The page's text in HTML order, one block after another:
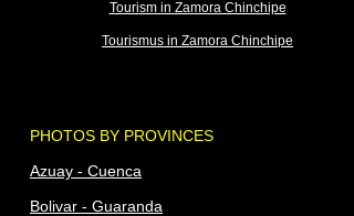
Tourism in Zamora Chinchipe
Tourismus in Zamora Chinchipe
PHOTOS BY PROVINCES
Azuay - Cuenca
Bolivar - Guaranda